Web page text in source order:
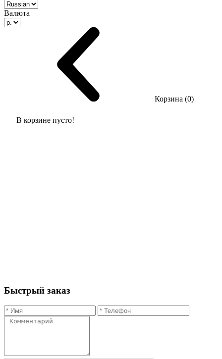
Валюта
Корзина (0)
В корзине пусто!
Быстрый заказ